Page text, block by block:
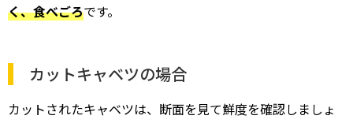
く、食べごろです。
カットキャベツの場合
カットされたキャベツは、断面を見て鮮度を確認しましょ